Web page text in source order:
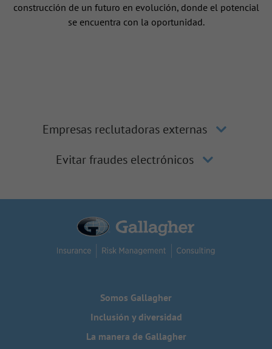
construcción de un futuro en evolución, donde el potencial
se encuentra con la oportunidad.
Empresas reclutadoras externas
Evitar fraudes electrónicos
Somos Gallagher
Inclusión y diversidad
La manera de Gallagher